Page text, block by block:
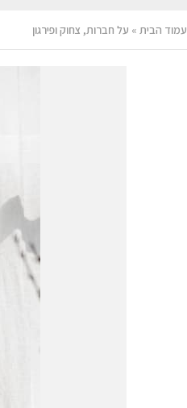
עמוד הבית » על חברות, צחוק ופירגון